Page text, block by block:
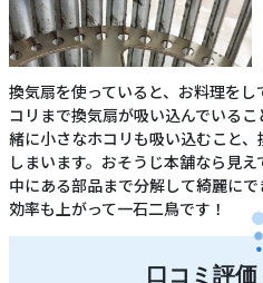
換気扇を使っていると、お料理を
コリまで換気扇が吸い込んでいる
緒に小さなホコリも吸い込むこと
しまいます。おそうじ本舗なら見
中にある部品まで分解して綺麗に
効率も上がって一石二鳥です！